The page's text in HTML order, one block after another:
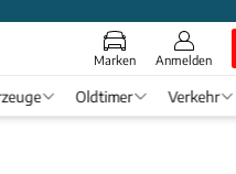
Marken Anmelden
Oldtimer Verkehr